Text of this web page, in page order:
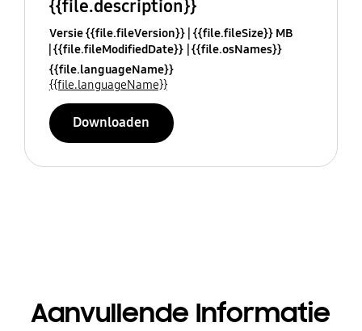
{{file.description}}
Versie {{file.fileVersion}} {{file.fileSize}} MB
{{file.fileModifiedDate}} {{file.osNames}}
{{file.languageName}}
{{file.languageName}}
Downloaden
Aanvullende Informatie